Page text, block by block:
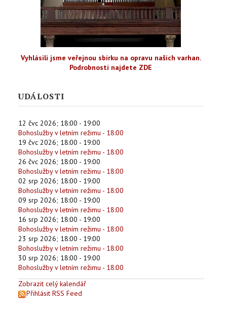
Vyhlásili jsme veřejnou sbírku na opravu našich varhan.
Podrobnosti najdete ZDE
UDÁLOSTI
12 čvc 2026; 18:00 - 19:00
Bohoslužby v letním režimu - 18:00
19 čvc 2026; 18:00 - 19:00
Bohoslužby v letním režimu - 18:00
26 čvc 2026; 18:00 - 19:00
Bohoslužby v letním režimu - 18:00
02 srp 2026; 18:00 - 19:00
Bohoslužby v letním režimu - 18:00
09 srp 2026; 18:00 - 19:00
Bohoslužby v letním režimu - 18:00
16 srp 2026; 18:00 - 19:00
Bohoslužby v letním režimu - 18:00
23 srp 2026; 18:00 - 19:00
Bohoslužby v letním režimu - 18:00
30 srp 2026; 18:00 - 19:00
Bohoslužby v letním režimu - 18:00
Zobrazit celý kalendář
Přihlásit RSS Feed